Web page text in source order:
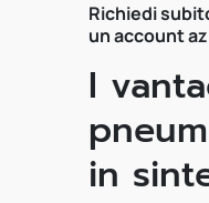
Richiedi
un account
I
in